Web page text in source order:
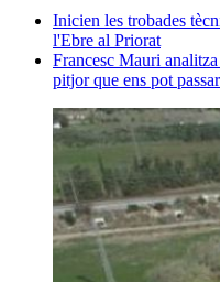
Inicien les trobades
l'Ebre al Priorat
Francesc Mauri
pitjor que ens pot